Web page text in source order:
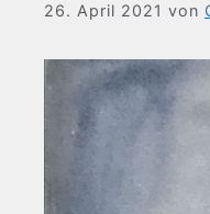
26. April 2021 von